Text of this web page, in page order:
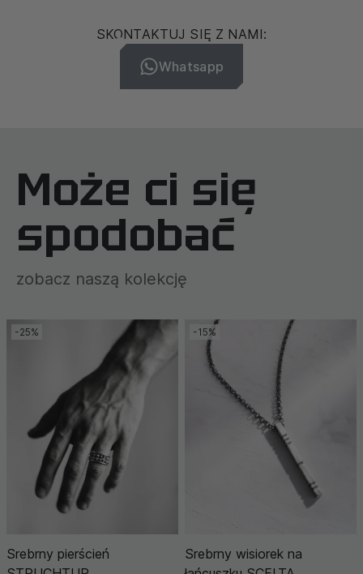
SKONTAKTUJ SIĘ Z NAMI:
Whatsapp
Może ci się
spodobać
zobacz naszą kolekcję
-25%
Srebrny pierścień
-15%
Srebrny wisiorek na